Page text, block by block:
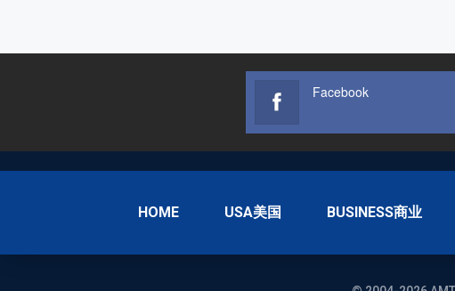
Facebook
HOME USA美国 BUSINESS商业